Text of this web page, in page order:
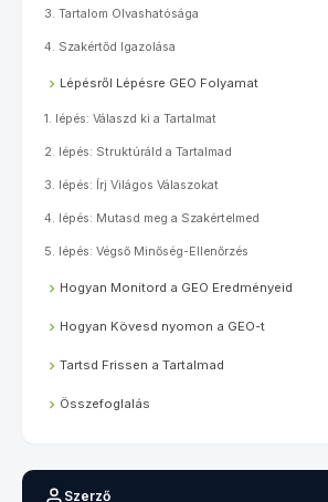
3. Tartalom Olvashatósága
4. Szakértőd Igazolása
Lépésről Lépésre GEO Folyamat
1. lépés: Válaszd ki a Tartalmat
2. lépés: Struktúráld a Tartalmad
3. lépés: Írj Világos Válaszokat
4. lépés: Mutasd meg a Szakértelmed
5. lépés: Végső Minőség-Ellenőrzés
Hogyan Monitord a GEO Eredményeid
Hogyan Kövesd nyomon a GEO-t
Tartsd Frissen a Tartalmad
Összefoglalás
Szerző